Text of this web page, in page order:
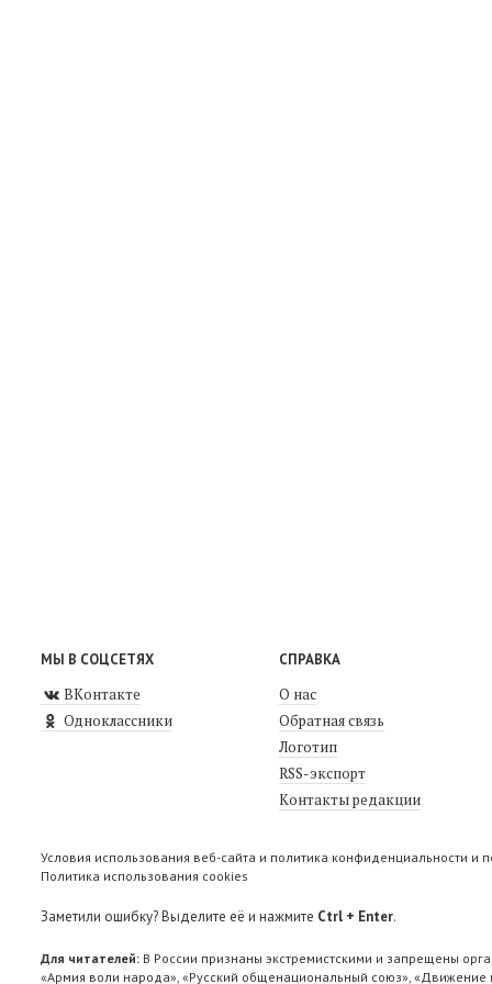
МЫ В СОЦСЕТЯХ
ВКонтакте
Одноклассники
СПРАВКА
О нас
Обратная связь
Логотип
RSS-экспорт
Контакты редакции
Условия использования веб-сайта и политика конфиденциальности и
Политика использования cookies
Заметили ошибку? Выделите её и нажмите Ctrl + Enter.
Для читателей: В России признаны экстремистскими и запрещены
«Армия воли народа», «Русский общенациональный союз»,